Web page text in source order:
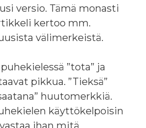
versio. Tämä monasti
kertoo mm.
välimerkeistä.
”tota” ja
pikkua. ”Tieksä”
huutomerkkiä.
käyttökelpoisin
ihan mitä